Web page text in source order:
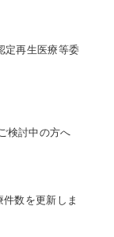
定再生医療等委
検討中の方へ
数を更新しま